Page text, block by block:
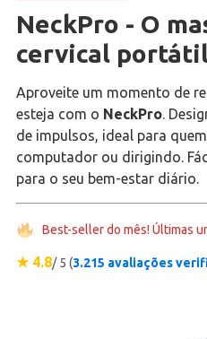
NeckPro - O
cervical
Aproveite um momento de
esteja com o NeckPro.
de impulsos, ideal para
computador ou dirigindo.
para o seu bem-estar diário.
Best-seller do mês! Últimas
★ 4.8/ 5 (3.215 avaliações